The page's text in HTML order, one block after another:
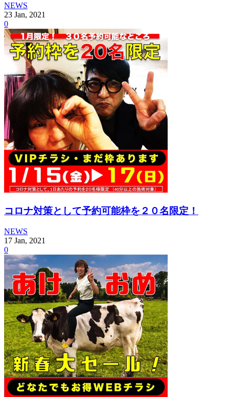
NEWS
23 Jan, 2021
0
コロナ対策として予約可能枠を２０名限定！
NEWS
17 Jan, 2021
0